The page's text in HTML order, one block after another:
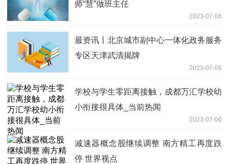
师“慧”做班主任
2023-07-06
最资讯丨北京城市副中心一体化政务服务
专区天津武清揭牌
2023-07-06
学校与学生零距离接触，成都万汇学校幼
小衔接很具体_当前热闻
2023-07-06
减速器概念股继续调整 南方精工再度跌
停 世界视点